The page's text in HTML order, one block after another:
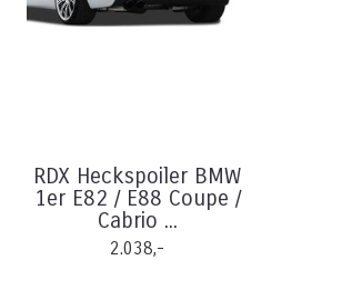
RDX Heckspoiler BMW
1er E82 / E88 Coupe /
Cabrio ...
2.038,-